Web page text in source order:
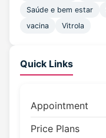
Saúde e bem estar
vacina
Vitrola
Quick Links
Appointment
Price Plans